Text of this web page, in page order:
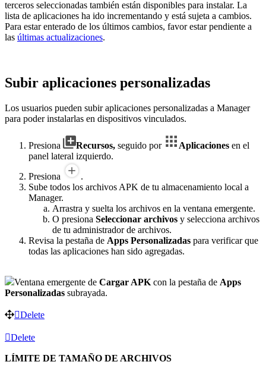
terceros seleccionadas también están disponibles para instalar. La
lista de aplicaciones ha ido incrementando y está sujeta a cambios.
Para estar enterado de los últimos cambios, favor estar pendiente a
las últimas actualizaciones.
Subir aplicaciones personalizadas
Los usuarios pueden subir aplicaciones personalizadas a Manager
para poder instalarlas en dispositivos vinculados.
Presiona Recursos, seguido por Aplicaciones en el
panel lateral izquierdo.
Presiona
.
Sube todos los archivos APK de tu almacenamiento local a
Manager.
Arrastra y suelta los archivos en la ventana emergente.
O presiona Seleccionar archivos y selecciona archivos
de tu administrador de archivos.
Revisa la pestaña de Apps Personalizadas para verificar que
todas las aplicaciones han sido agregadas.
Ventana emergente de Cargar APK con la pestaña de Apps
Personalizadas subrayada.
Delete
Delete
LÍMITE DE TAMAÑO DE ARCHIVOS